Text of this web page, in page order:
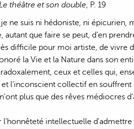
théâtre et son double, P. 19
ne suis ni hédoniste, ni épicurien,
autant que faire se peut, d'en
difficile pour moi artiste, de vivre
la Vie et la Nature dans son
ceux et celles qui,
l'inconscient collectif en
plus que des rêves médiocres
l'honnêteté intellectuelle